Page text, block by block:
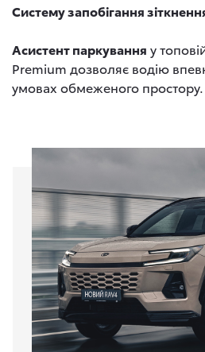
Систему запобігання
Асистент паркування у
Premium дозволяє водію
умовах обмеженого простору.